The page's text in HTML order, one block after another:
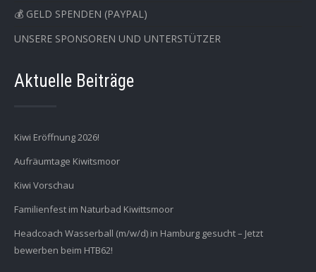
💰 GELD SPENDEN (PAYPAL)
UNSERE SPONSOREN UND UNTERSTÜTZER
Aktuelle Beiträge
Kiwi Eröffnung 2026!
Aufräumtage Kiwitsmoor
Kiwi Vorschau
Familienfest im Naturbad Kiwittsmoor
Headcoach Wasserball (m/w/d) in Hamburg gesucht – Jetzt
bewerben beim HTB62!